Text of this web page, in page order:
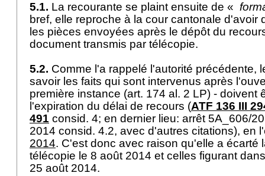
5.1. La recourante se plaint ensuite de «
bref, elle reproche à la cour cantonale d'avoir
les pièces envoyées après le dépôt du
document transmis par télécopie.
5.2. Comme l'a rappelé l'autorité précédente,
savoir les faits qui sont intervenus après
première instance (art. 174 al. 2 LP) - doivent
l'expiration du délai de recours (ATF 136 III
491 consid. 4; en dernier lieu: arrêt 5A_606/
2014 consid. 4.2, avec d'autres citations), en
2014. C'est donc avec raison qu'elle a écarté
télécopie le 8 août 2014 et celles figurant
25 août 2014.